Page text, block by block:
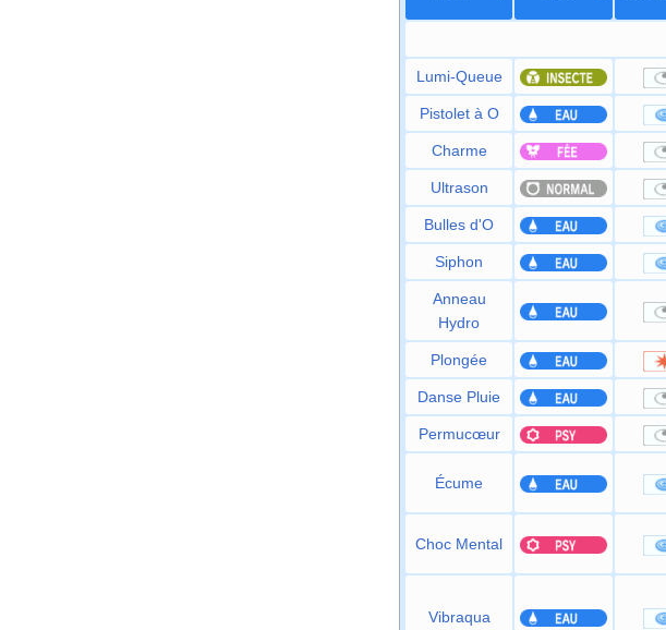
Lumi-Queue
Pistolet à O
Charme
Ultrason
Bulles d'O
Siphon
Anneau
Hydro
Plongée
Danse Pluie
Permucœur
Écume
Choc Mental
Vibraqua